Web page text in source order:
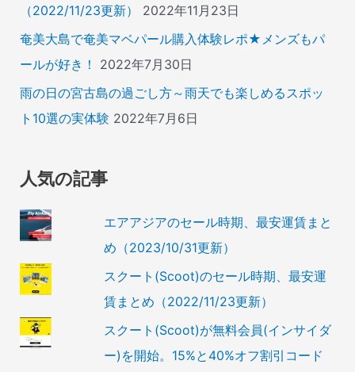
（2022/11/23更新）
2022年11月23日
奄美大島で奄美マベパール購入体験レポ★メンズもパ
ールが好き！
2022年7月30日
雨の日の宮古島の過ごし方～雨天でも楽しめるスポッ
ト10選の実体験 2022年7月6日
人気の記事
エアアジアのセール時期、最安運賃まと
め（2023/10/31更新）
スクート(Scoot)のセール時期、最安運
賃まとめ（2022/11/23更新）
スクート(Scoot)が無料会員(インサイダ
ー)を開始。15%と40%オフ割引コード